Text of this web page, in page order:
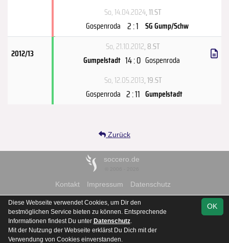
Team Kreisoberliga
So, 14.04.2024, 11.ST
Gospenroda 2 : 1 SG Gump/Schw
2012/13
So, 21.10.2012, 8.ST
Gumpelstadt 14 : 0 Gospenroda
So, 12.05.2013, 19.ST
Gospenroda 2 : 11 Gumpelstadt
Zurück
soccero.de
Kontakt Impressum Datenschutz
OK
Diese Webseite verwendet Cookies, um Dir den
bestmöglichen Service bieten zu können. Entsprechende
Informationen findest Du unter Datenschutz.
Mit der Nutzung der Webseite erklärst Du Dich mit der
Verwendung von Cookies einverstanden.